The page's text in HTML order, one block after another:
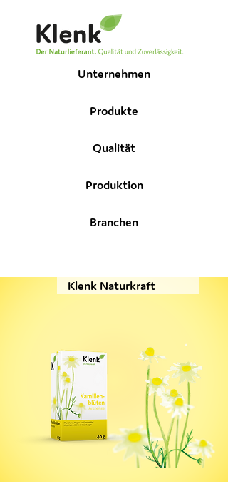
Unternehmen
Produkte
Qualität
Produktion
Branchen
Klenk Naturkraft